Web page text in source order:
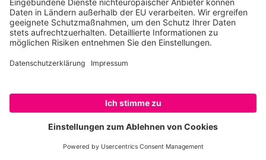
SPENDEN
JETZT WWF-JUNIOR WERDEN